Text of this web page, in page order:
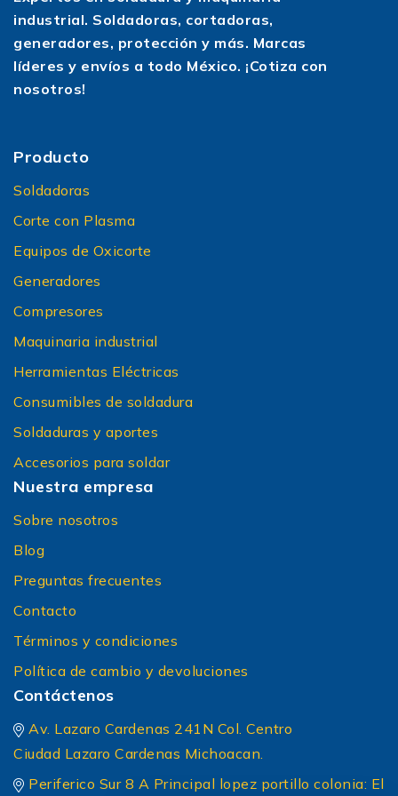
industrial. Soldadoras, cortadoras,
generadores, protección y más. Marcas
líderes y envíos a todo México. ¡Cotiza con
nosotros!
Producto
Soldadoras
Corte con Plasma
Equipos de Oxicorte
Generadores
Compresores
Maquinaria industrial
Herramientas Eléctricas
Consumibles de soldadura
Soldaduras y aportes
Accesorios para soldar
Nuestra empresa
Sobre nosotros
Blog
Preguntas frecuentes
Contacto
Términos y condiciones
Política de cambio y devoluciones
Contáctenos
Av. Lazaro Cardenas 241N Col. Centro
Ciudad Lazaro Cardenas Michoacan.
Periferico Sur 8 A Principal lopez portillo colonia: El